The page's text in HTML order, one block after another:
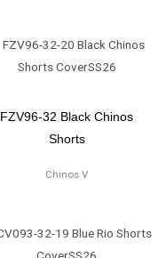
FZV96-32 Black Chinos
Shorts
Chinos V